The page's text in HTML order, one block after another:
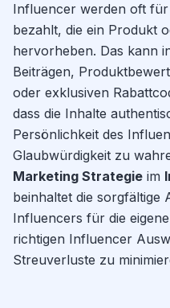
Influencer werden oft
bezahlt, die ein Produkt
hervorheben. Das kann
Beiträgen,
oder exklusiven
dass die Inhalte
Persönlichkeit des
Glaubwürdigkeit zu
Marketing Strategie im
beinhaltet die sorgfältige
Influencers für die
richtigen Influencer
Streuverluste zu